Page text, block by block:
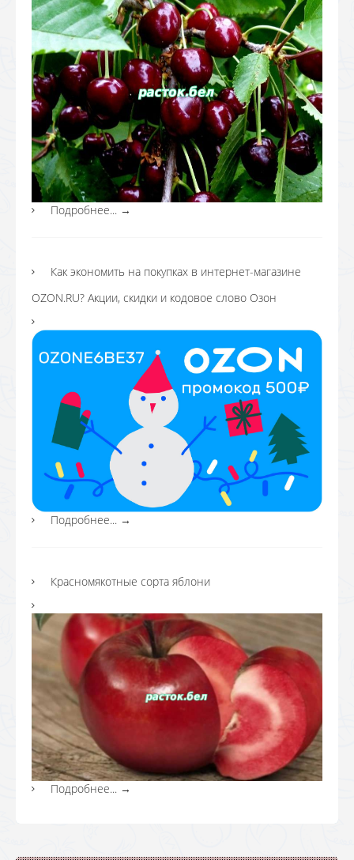
Подробнее... →
Как экономить на покупках в интернет-магазине
OZON.RU? Акции, скидки и кодовое слово Озон
Подробнее... →
Красномякотные сорта яблони
Подробнее... →